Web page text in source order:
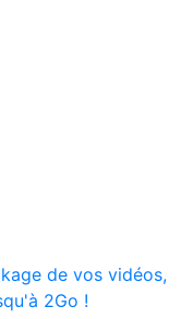
de vos vidéos,
2Go !